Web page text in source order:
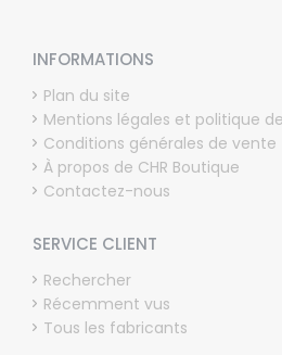
INFORMATIONS
Plan du site
Mentions légales et politique
Conditions générales de vente
À propos de CHR Boutique
Contactez-nous
SERVICE CLIENT
Rechercher
Récemment vus
Tous les fabricants